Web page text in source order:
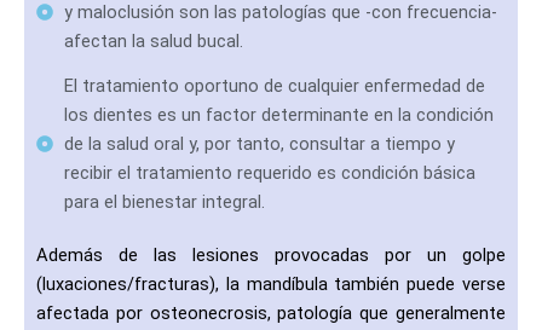
y maloclusión son las patologías que -con frecuencia-
afectan la salud bucal.
El tratamiento oportuno de cualquier enfermedad de
los dientes es un factor determinante en la condición
de la salud oral y, por tanto, consultar a tiempo y
recibir el tratamiento requerido es condición básica
para el bienestar integral.
Además de las lesiones provocadas por un golpe
(luxaciones/fracturas), la mandíbula también puede verse
afectada por osteonecrosis, patología que generalmente